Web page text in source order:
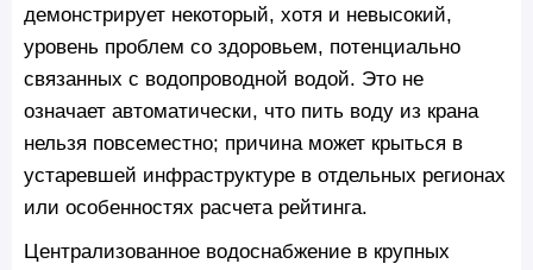
демонстрирует некоторый, хотя и невысокий,
уровень проблем со здоровьем, потенциально
связанных с водопроводной водой. Это не
означает автоматически, что пить воду из крана
нельзя повсеместно; причина может крыться в
устаревшей инфраструктуре в отдельных регионах
или особенностях расчета рейтинга.
Централизованное водоснабжение в крупных